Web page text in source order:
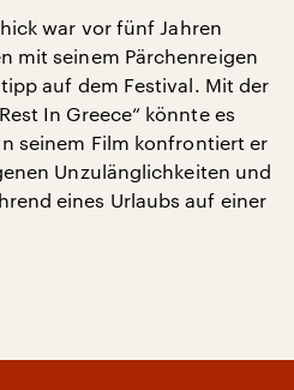
war vor fünf Jahren
mit seinem Pärchenreigen
auf dem Festival. Mit der
In Greece“ könnte es
seinem Film konfrontiert er
Unzulänglichkeiten und
eines Urlaubs auf einer